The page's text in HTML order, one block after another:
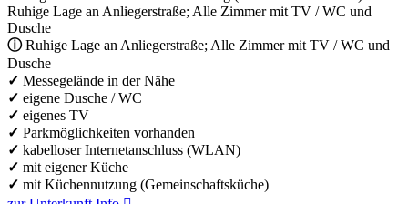
Ruhige Lage an Anliegerstraße; Alle Zimmer mit TV / WC und
Dusche
ⓘRuhige Lage an Anliegerstraße; Alle Zimmer mit TV / WC und
Dusche
✓ Messegelände in der Nähe
✓ eigene Dusche / WC
✓ eigenes TV
✓ Parkmöglichkeiten vorhanden
✓ kabelloser Internetanschluss (WLAN)
✓ mit eigener Küche
✓ mit Küchennutzung (Gemeinschaftsküche)